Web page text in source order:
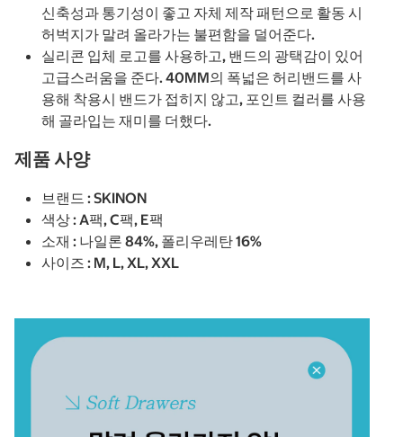
신축성과 통기성이 좋고 자체 제작 패턴으로 활동 시
허벅지가 말려 올라가는 불편함을 덜어준다.
실리콘 입체 로고를 사용하고, 밴드의 광택감이 있어
고급스러움을 준다. 40MM의 폭넓은 허리밴드를 사
용해 착용시 밴드가 접히지 않고, 포인트 컬러를 사용
해 골라입는 재미를 더했다.
제품 사양
브랜드 : SKINON
색상 : A팩, C팩, E팩
소재 : 나일론 84%, 폴리우레탄 16%
사이즈 : M, L, XL, XXL